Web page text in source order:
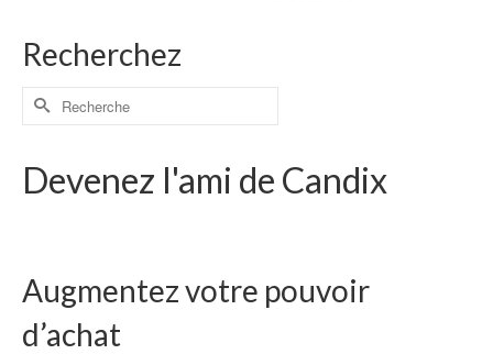
Recherchez
Devenez l'ami de Candix
Augmentez votre pouvoir
d’achat